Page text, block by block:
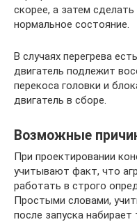
скорее, а затем
нормальное состояние.
В случаях перегрева
двигатель подлежит
перекоса головки и
двигатель в сборе.
Возможные
При проектировании
учитывают факт, что
работать в строго
Простыми словами,
после запуска